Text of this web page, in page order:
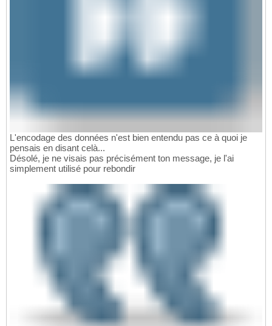
L'encodage des données n'est bien entendu pas ce à quoi je
pensais en disant celà...
Désolé, je ne visais pas précisément ton message, je l'ai
simplement utilisé pour rebondir